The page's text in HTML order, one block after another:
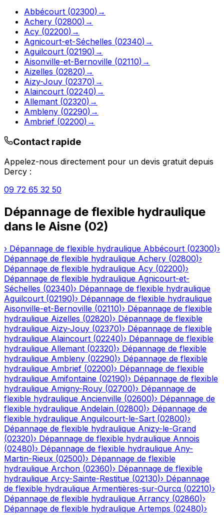
Abbécourt (02300) →
Achery (02800) →
Acy (02200) →
Agnicourt-et-Séchelles (02340) →
Aguilcourt (02190) →
Aisonville-et-Bernoville (02110) →
Aizelles (02820) →
Aizy-Jouy (02370) →
Alaincourt (02240) →
Allemant (02320) →
Ambleny (02290) →
Ambrief (02200) →
Contact rapide
Appelez-nous directement pour un devis gratuit depuis
Dercy :
09 72 65 32 50
Dépannage de flexible hydraulique
dans le Aisne (02)
› Dépannage de flexible hydraulique Abbécourt (02300)›
Dépannage de flexible hydraulique Achery (02800)›
Dépannage de flexible hydraulique Acy (02200)›
Dépannage de flexible hydraulique Agnicourt-et-
Séchelles (02340)› Dépannage de flexible hydraulique
Aguilcourt (02190)› Dépannage de flexible hydraulique
Aisonville-et-Bernoville (02110)› Dépannage de flexible
hydraulique Aizelles (02820)› Dépannage de flexible
hydraulique Aizy-Jouy (02370)› Dépannage de flexible
hydraulique Alaincourt (02240)› Dépannage de flexible
hydraulique Allemant (02320)› Dépannage de flexible
hydraulique Ambleny (02290)› Dépannage de flexible
hydraulique Ambrief (02200)› Dépannage de flexible
hydraulique Amifontaine (02190)› Dépannage de flexible
hydraulique Amigny-Rouy (02700)› Dépannage de
flexible hydraulique Ancienville (02600)› Dépannage de
flexible hydraulique Andelain (02800)› Dépannage de
flexible hydraulique Anguilcourt-le-Sart (02800)›
Dépannage de flexible hydraulique Anizy-le-Grand
(02320)› Dépannage de flexible hydraulique Annois
(02480)› Dépannage de flexible hydraulique Any-
Martin-Rieux (02500)› Dépannage de flexible
hydraulique Archon (02360)› Dépannage de flexible
hydraulique Arcy-Sainte-Restitue (02130)› Dépannage
de flexible hydraulique Armentières-sur-Ourcq (02210)›
Dépannage de flexible hydraulique Arrancy (02860)›
Dépannage de flexible hydraulique Artemps (02480)›